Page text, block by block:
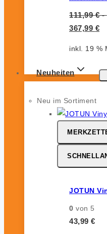
111,99€-
367,99 €
inkl. 19 %
Neuheiten
Neu im Sortiment
JOTUN
0 von 5
43,99 €